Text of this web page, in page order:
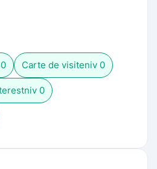
0 Carte de visiteniv 0
niv 0